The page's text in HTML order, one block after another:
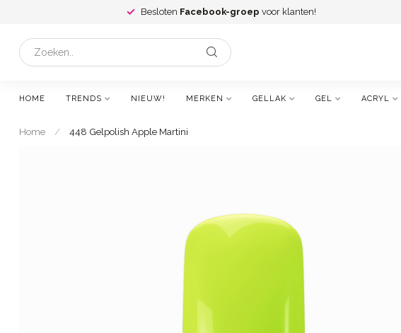
Besloten Facebook-groep voor klanten!
HOME TRENDS NIEUW! MERKEN GELLAK GEL ACRYL
Home / 448 Gelpolish Apple Martini